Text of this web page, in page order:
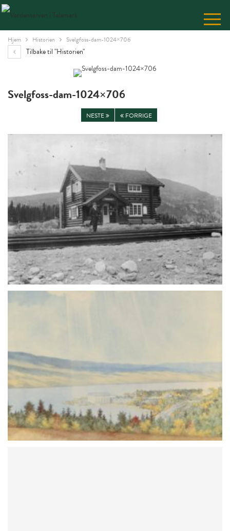
Skip
Content
Hjem Historien Svelgfoss-dam-1024×706
Tilbake til "Historien"
Svelgfoss-dam-1024×706
NESTE FORRIGE